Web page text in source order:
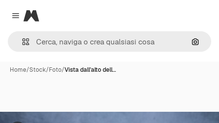
Close menu
Magnific
Cerca
Home/Stock/Foto/Vista dall'alto dell…